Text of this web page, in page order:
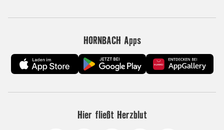
HORNBACH Apps
Hier fließt Herzblut